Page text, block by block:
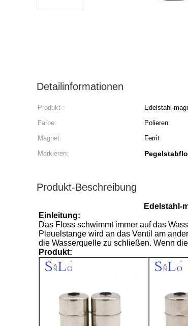
Detailinformationen
Produkt-: Edelstahl-
Farbe:
Polieren
Magnet:
Ferrit
Markieren:
Produkt-Beschreibung
Edelstahl-
Einleitung:
Das Floss schwimmt immer auf das
Pleuelstange wird an das Ventil am
die Wasserquelle zu schließen. Wenn
Produkt: